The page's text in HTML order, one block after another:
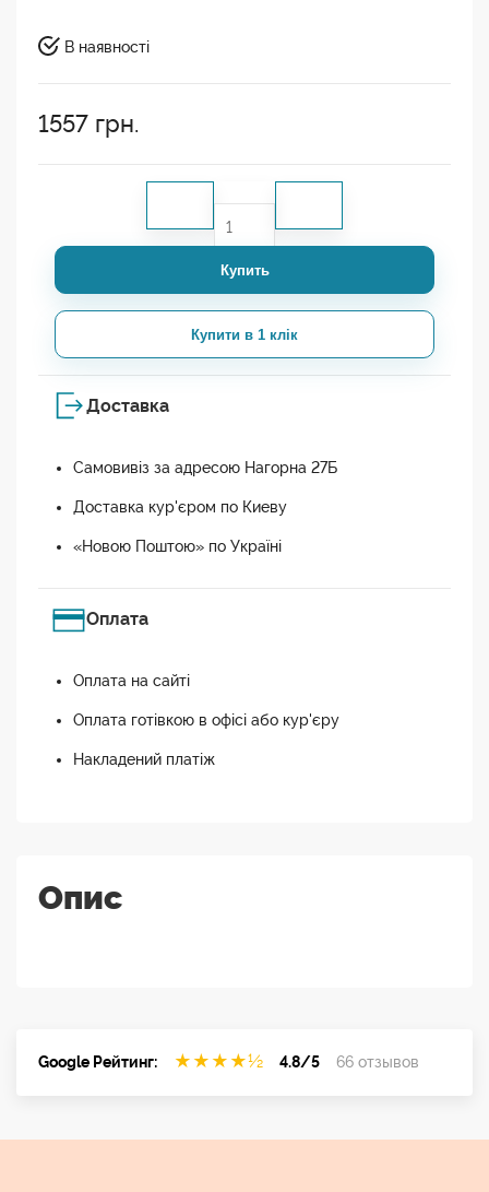
В наявності
1557 грн.
Купить
Купити в 1 клік
Доставка
Самовивіз за адресою Нагорна 27Б
Доставка кур'єром по Киеву
«Новою Поштою» по Україні
Оплата
Оплата на сайті
Оплата готівкою в офісі або кур'єру
Накладений платіж
Опис
Google Рейтинг: ★ ★ ★ ★½ 4.8/5 66 отзывов